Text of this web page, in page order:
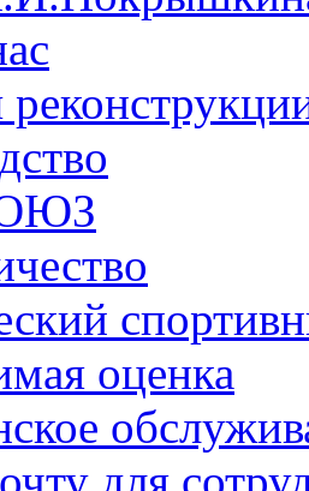
оценка